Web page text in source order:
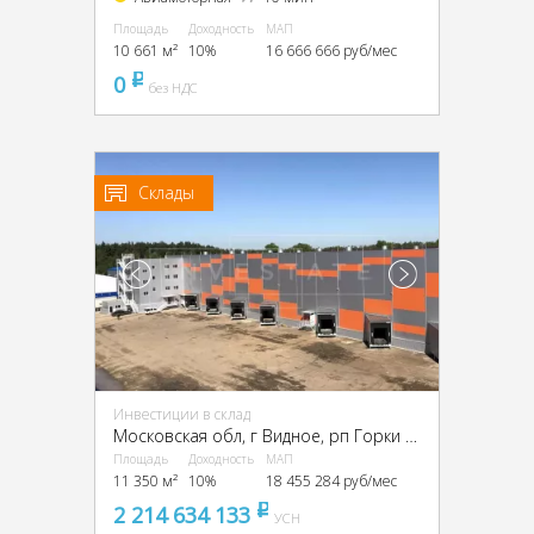
Площадь
10 661 м²
Доходность
10%
МАП
16 666 666 руб/мес
0 pуббез НДС
Склады
Инвестиции в склад
Московская обл, г Видное, рп Горки Ленинские, Промзона Технопарк улица Восточная, Московская обл., промзона Технопарк, Восточная ул.
Площадь
11 350 м²
Доходность
10%
МАП
18 455 284 руб/мес
2 214 634 133 pуб
УСН